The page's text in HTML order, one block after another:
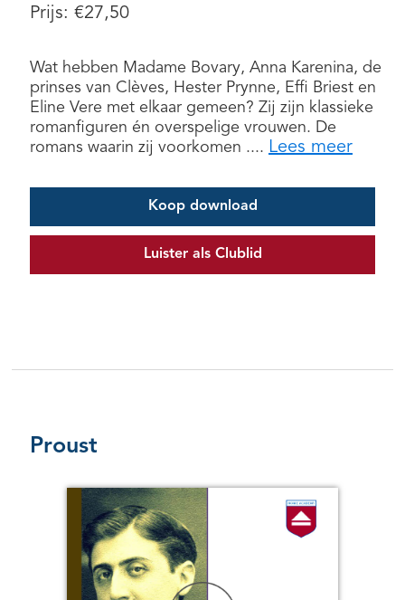
Prijs: €27,50
Wat hebben Madame Bovary, Anna Karenina, de
prinses van Clèves, Hester Prynne, Effi Briest en
Eline Vere met elkaar gemeen? Zij zijn klassieke
romanfiguren én overspelige vrouwen. De
romans waarin zij voorkomen .... Lees meer
Koop download
Luister als Clublid
Proust